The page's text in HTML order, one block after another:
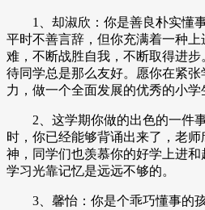
1、却淑欣：你是善良朴实懂事
平时不善言辞，但你充满着一种
难，不断战胜自我，不断取得进
待同学总是那么友好。愿你在紧
力，做一个全面发展的优秀的小学
2、这学期你做的出色的一件事
时，你已经能够背诵出来了，老
神，同学们也羡慕你的好学上进和
学习光靠记忆是远远不够的。
3、馨怡：你是个乖巧懂事的孩